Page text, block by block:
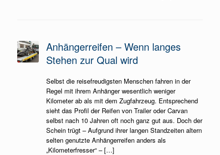
Anhängerreifen – Wenn langes
Stehen zur Qual wird
Selbst die reisefreudigsten Menschen fahren in der
Regel mit ihrem Anhänger wesentlich weniger
Kilometer ab als mit dem Zugfahrzeug. Entsprechend
sieht das Profil der Reifen von Trailer oder Carvan
selbst nach 10 Jahren oft noch ganz gut aus. Doch der
Schein trügt – Aufgrund ihrer langen Standzeiten altern
selten genutzte Anhängerreifen anders als
„Kilometerfresser“ – […]